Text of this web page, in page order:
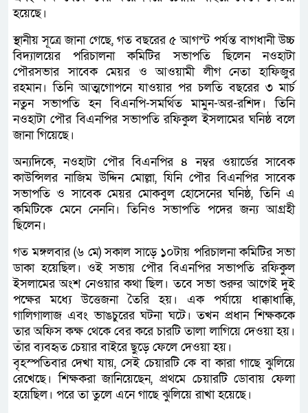
হয়েছে।
স্থানীয় সূত্রে জানা গেছে, গত বছরের ৫ আগস্ট পর্যন্ত বাগধানী উচ্চ
বিদ্যালয়ের পরিচালনা কমিটির সভাপতি ছিলেন নওহাটা
পৌরসভার সাবেক মেয়র ও আওয়ামী লীগ নেতা হাফিজুর
রহমান। তিনি আত্মগোপনে যাওয়ার পর চলতি বছরের ৩ মার্চ
নতুন সভাপতি হন বিএনপি-সমর্থিত মামুন-অর-রশিদ। তিনি
নওহাটা পৌর বিএনপির সভাপতি রফিকুল ইসলামের ঘনিষ্ঠ বলে
জানা গিয়েছে।
অন্যদিকে, নওহাটা পৌর বিএনপির ৪ নম্বর ওয়ার্ডের সাবেক
কাউন্সিলর নাজিম উদ্দিন মোল্লা, যিনি পৌর বিএনপির সাবেক
সভাপতি ও সাবেক মেয়র মোকবুল হোসেনের ঘনিষ্ঠ, তিনি এ
কমিটিকে মেনে নেননি। তিনিও সভাপতি পদের জন্য আগ্রহী
ছিলেন।
গত মঙ্গলবার (৬ মে) সকাল সাড়ে ১০টায় পরিচালনা কমিটির সভা
ডাকা হয়েছিল। ওই সভায় পৌর বিএনপির সভাপতি রফিকুল
ইসলামের অংশ নেওয়ার কথা ছিল। তবে সভা শুরুর আগেই দুই
পক্ষের মধ্যে উত্তেজনা তৈরি হয়। এক পর্যায়ে ধাক্কাধাক্কি,
গালিগালাজ এবং ভাঙচুরের ঘটনা ঘটে। তখন প্রধান শিক্ষককে
তার অফিস কক্ষ থেকে বের করে চারটি তালা লাগিয়ে দেওয়া হয়।
তাঁর ব্যবহৃত চেয়ার বাইরে ছুড়ে ফেলে দেওয়া হয়।
বৃহস্পতিবার দেখা যায়, সেই চেয়ারটি কে বা কারা গাছে ঝুলিয়ে
রেখেছে। শিক্ষকরা জানিয়েছেন, প্রথমে চেয়ারটি ডোবায় ফেলা
হয়েছিল। পরে তা তুলে এনে গাছে ঝুলিয়ে রাখা হয়েছে।